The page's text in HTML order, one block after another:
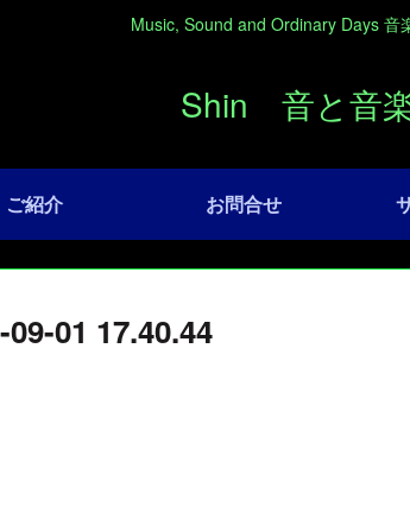
Music, Sound and Ordinary Days 音
Shin 音と音
ご紹介 お問合せ
01 17.40.44